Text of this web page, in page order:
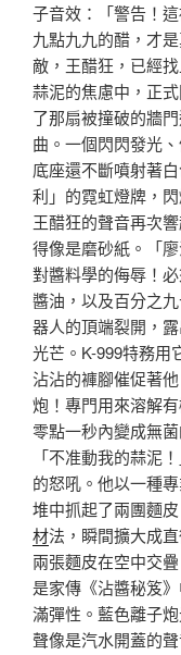
子音效：「警告！
九點九九的醋，才
敵，王醋狂，已經
蒜泥的焦慮中，正
了那扇被撞破的牆
曲。一個閃閃發光
底座還不斷噴射著
利」的霓虹燈牌，
王醋狂的聲音再次
得像是磨砂紙。「
對醬料學的侮辱！
醬油，以及百分之
器人的頂端裂開，
光芒。K-999特務用
沾沾的褲腳催促著
炮！專門用來溶解
零點一秒內變成無
「不准動我的蒜泥
的怒吼。他以一種
堆中抓起了兩團麵
材法，瞬間擴大成
兩張麵皮在空中交
是家傳《沾醬秘笈
滿彈性。藍色離子
聲像是汽水開蓋的